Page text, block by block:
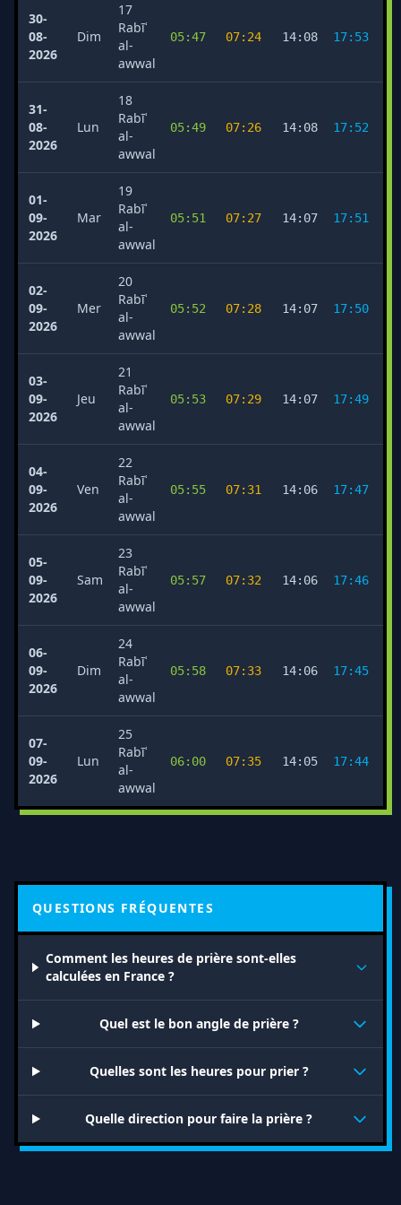
30-
08-
2026
Dim
17
Rabīʿ
al-
awwal
05:47 07:24 14:08 17:53
31-
08-
2026
Lun
18
Rabīʿ
al-
awwal
05:49 07:26 14:08 17:52
01-
09-
2026
Mar
19
Rabīʿ
al-
awwal
05:51 07:27 14:07 17:51
02-
09-
2026
Mer
20
Rabīʿ
al-
awwal
05:52 07:28 14:07 17:50
03-
09-
2026
Jeu
21
Rabīʿ
al-
awwal
05:53 07:29 14:07 17:49
04-
09-
2026
Ven
22
Rabīʿ
al-
awwal
05:55 07:31 14:06 17:47
05-
09-
2026
Sam
23
Rabīʿ
al-
awwal
05:57 07:32 14:06 17:46
06-
09-
2026
Dim
24
Rabīʿ
al-
awwal
05:58 07:33 14:06 17:45
07-
09-
2026
Lun
25
Rabīʿ
al-
awwal
06:00 07:35 14:05 17:44
QUESTIONS FRÉQUENTES
Comment les heures de prière sont-elles
calculées en France ?
Quel est le bon angle de prière ?
Quelles sont les heures pour prier ?
Quelle direction pour faire la prière ?